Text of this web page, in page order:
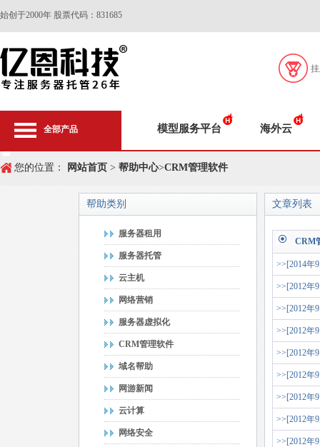
始创于2000年 股票代码：831685
全部产品 模型服务平台 海外云
您的位置： 网站首页 > 帮助中心>CRM管理软件
帮助类别
服务器租用
服务器托管
云主机
网络营销
服务器虚拟化
CRM管理软件
域名帮助
网游新闻
云计算
网络安全
文章列表
CRM
>>[2014年
>>[2012年
>>[2012年
>>[2012年
>>[2012年
>>[2012年
>>[2012年
>>[2012年
>>[2012年